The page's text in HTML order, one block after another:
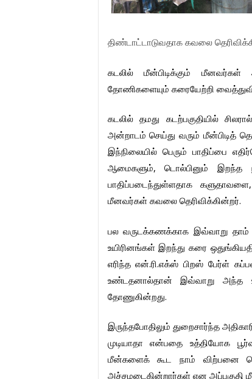
திண்டாட்டாடுவதாக கவலை
கடலில் மீன்பிடிக்கும் மீனவர்கள்
தோணிகளையும் கரையேற்றி
கடலில் தமது கடற்பகுதியில் சிலரால்
அன்றாடம் செய்து வரும் மீன்பிடித்
இந்நிலையில் பெரும் பாதிப்பை
ஆமைகளும்,டொல்பினும் இறந்த
பாதிப்படைந்துள்ளதாக
களுதாவளை
மீனவர்கள் கவலை தெரிவிக்கின்றர்.
பல வருடக்கணக்காக இவ்வாறு தாம்
உயிரினங்கள் இறந்து கரை
எரிந்த என்.ரி.எக்ஸ் பிறஸ் பேர்ள்
உண்டதனால்தான்
இவ்வாறு அந்த
தோணுகின்றது.
இருந்தபோதிலும் துறைசார்ந்த
முடியாதா
என்பதை உத்தியோக
மீன்களைக்
கூட நாம் விற்பனை
அச்சமடைகின்றார்கள் என அப்பகுதி